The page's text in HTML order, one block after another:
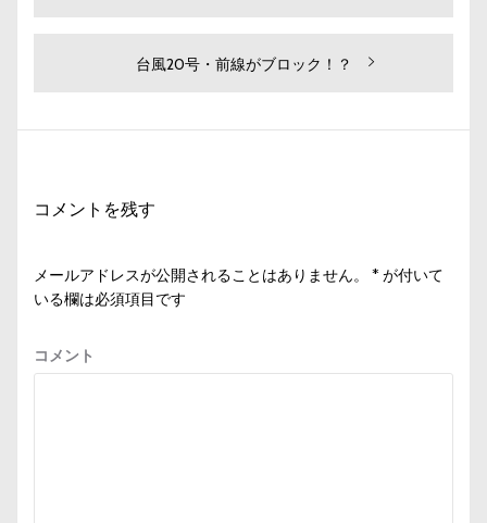
ョ
投
次
稿:
台風20号・前線がブロック！？
コメントを残す
メールアドレスが公開されることはありません。 * が付いて
いる欄は必須項目です
コメント